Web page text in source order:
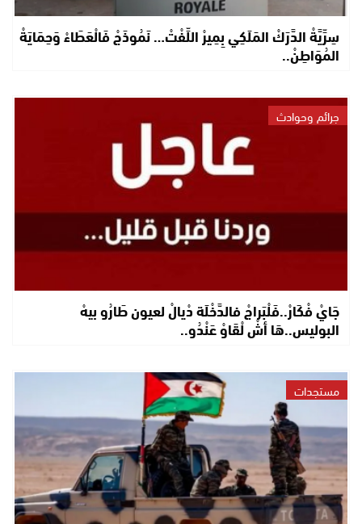
سِرِّيَّةْ الدَّرَكْ المَلَكِي بِمِيرْ اللِّفْتْ… نَمُوذَجْ فَالْعَطَاءْ وَحِمَايَةْ
المُوَاطِنْ..
جرائم وحوادث
جَايْ فْكَارْ..فَلْبَراجْ فالدَّخْلَة دْيالْ لعيون طَارُو بيهْ
البوليس..هَا أشْ لْقَاوْ عَنْدُو..
مستجدات